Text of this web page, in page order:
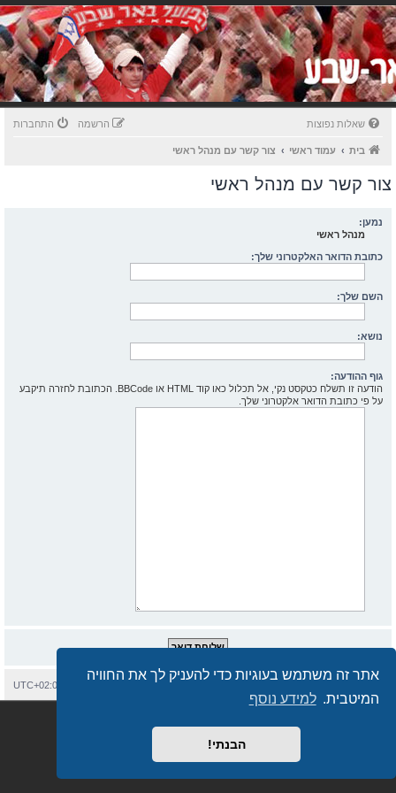
אתר זה משתמש בעוגיות כדי להעניק לך את החוויה
המיטבית. למידע נוסף
הבנתי!
שאלות נפוצות התחברות הרשמה
בית עמוד ראשי צור קשר עם מנהל ראשי
צור קשר עם מנהל ראשי
נמען:
מנהל ראשי
כתובת הדואר האלקטרוני שלך:
השם שלך:
נושא:
גוף ההודעה:
הודעה זו תשלח כטקסט נקי, אל תכלול כאו קוד HTML או BBCode. הכתובת לחזרה תיקבע
על פי כתובת הדואר אלקטרוני שלך.
UTC+02:00 מחיקת עוגיות
Revolution style by
מבוסס עלphpBB.co.il - פורומים בעברית . © 2017 - phpBB.co.il.